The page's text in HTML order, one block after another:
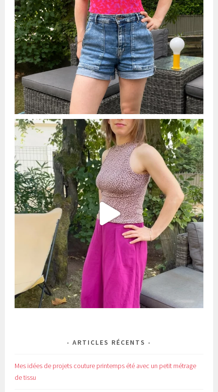
ARTICLES RÉCENTS
Mes idées de projets couture printemps été avec un petit métrage
de tissu